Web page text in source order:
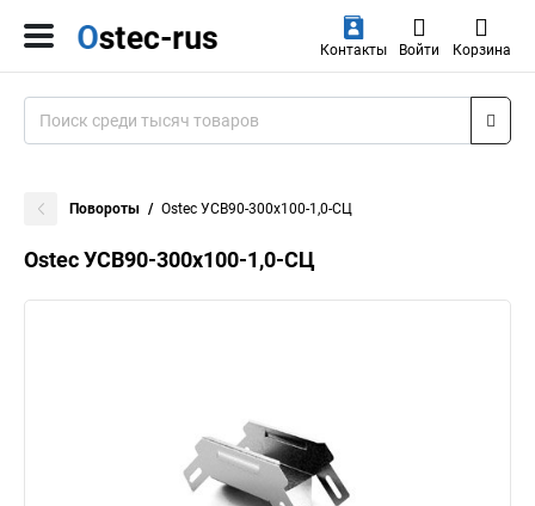
Контакты Войти Корзина
Повороты Ostec УСВ90-300х100-1,0-СЦ
Ostec УСВ90-300х100-1,0-СЦ